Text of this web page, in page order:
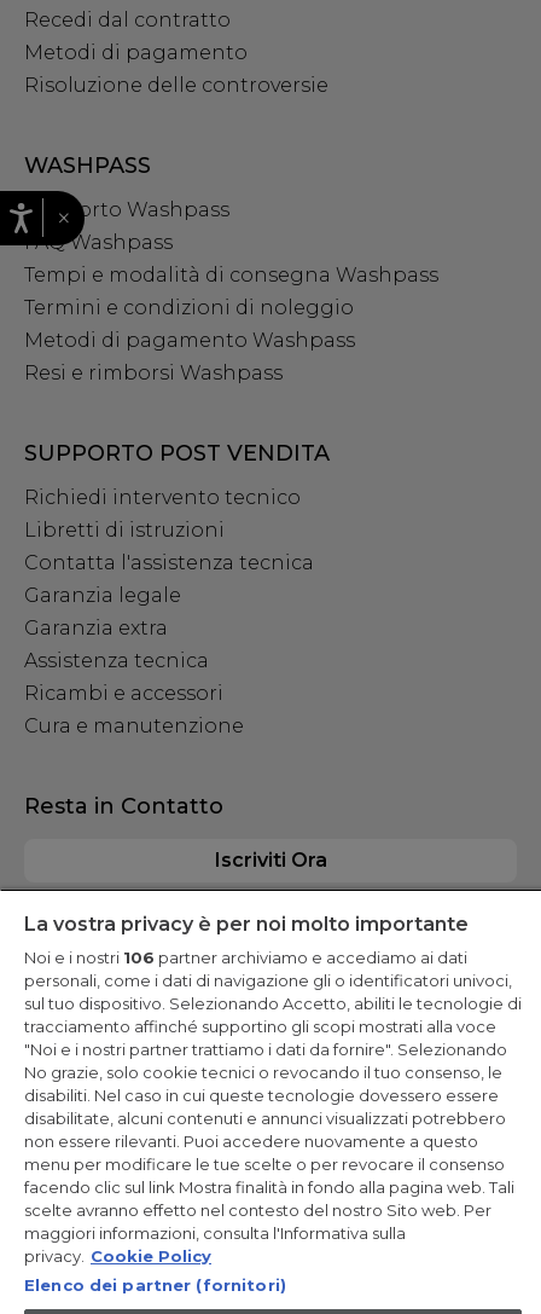
Recedi dal contratto
Metodi di pagamento
Risoluzione delle controversie
WASHPASS
Supporto Washpass
FAQ Washpass
Tempi e modalità di consegna Washpass
Termini e condizioni di noleggio
Metodi di pagamento Washpass
Resi e rimborsi Washpass
SUPPORTO POST VENDITA
Richiedi intervento tecnico
Libretti di istruzioni
Contatta l'assistenza tecnica
Garanzia legale
Garanzia extra
Assistenza tecnica
Ricambi e accessori
Cura e manutenzione
Resta in Contatto
Iscriviti Ora
CANDY HOOVER GROUP S.r.I. - a Socio Unico - SEDE LEGALE: Via
Comolli, 57 - 20861 Brugherio (MB) - Italia - SEDI AMMINISTRATIVE:
Via Privata Eden Fumagalli snc - 20861 Brugherio (MB) e Via
Trento n. 20/A-22 - 20871 Vimercate (MB) - Italia - Tel.:
+39.039.2086.1 - Fax: +39.039.2086.237 - Capitale sociale €
35.000.000,00 i.v. - Cod. Fiscale e n. iscr. al Registro Imprese di
Milano-Monza-Brianza-Lodi 04666310158 - P. IVA 00786860965 -
Numero REA: MB-1033934 - Autorizzazione IT AEOF 211870 -
Società soggetta ad attività di direzione e coordinamento di
Candy S.p.A. - Casella PEC:
candyhoovergroupsrl@legalmail.it
IT / Italiano
×
La vostra privacy è per noi molto importante
Noi e i nostri 106 partner archiviamo e accediamo ai dati
personali, come i dati di navigazione gli o identificatori univoci,
sul tuo dispositivo. Selezionando Accetto, abiliti le tecnologie di
tracciamento affinché supportino gli scopi mostrati alla voce
"Noi e i nostri partner trattiamo i dati da fornire". Selezionando
No grazie, solo cookie tecnici o revocando il tuo consenso, le
disabiliti. Nel caso in cui queste tecnologie dovessero essere
disabilitate, alcuni contenuti e annunci visualizzati potrebbero
non essere rilevanti. Puoi accedere nuovamente a questo
menu per modificare le tue scelte o per revocare il consenso
facendo clic sul link Mostra finalità in fondo alla pagina web. Tali
scelte avranno effetto nel contesto del nostro Sito web. Per
maggiori informazioni, consulta l'Informativa sulla
privacy. Cookie Policy
Elenco dei partner (fornitori)